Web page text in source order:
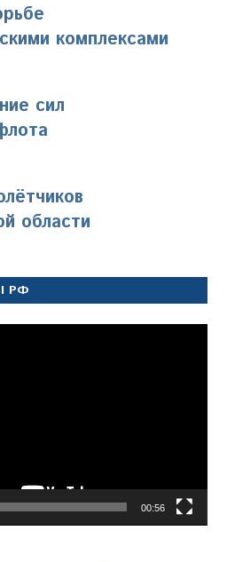
комплексами
сил
области
РФ
00:56